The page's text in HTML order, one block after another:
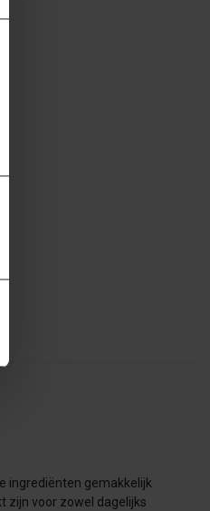
ingrediënten gemakkelijk
zijn voor zowel dagelijks